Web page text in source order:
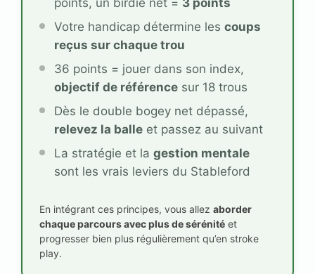
Votre handicap détermine lescoups
reçus sur chaque trou
36 points = jouer dans son index,
objectif de référence sur 18 trous
Dès le double bogey net dépassé,
relevez la balle et passez au suivant
La stratégie et lagestion mentale
sont les vrais leviers du Stableford
En intégrant ces principes, vous allez aborder
chaque parcours avec plus de sérénité et
progresser bien plus régulièrement qu’en stroke
play.